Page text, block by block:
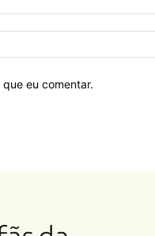
eu comentar.